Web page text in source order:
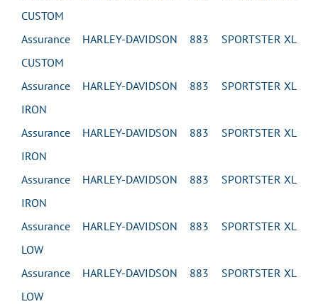
CUSTOM
Assurance HARLEY-DAVIDSON 883 SPORTSTER XL
CUSTOM
Assurance HARLEY-DAVIDSON 883 SPORTSTER XL
IRON
Assurance HARLEY-DAVIDSON 883 SPORTSTER XL
IRON
Assurance HARLEY-DAVIDSON 883 SPORTSTER XL
IRON
Assurance HARLEY-DAVIDSON 883 SPORTSTER XL
LOW
Assurance HARLEY-DAVIDSON 883 SPORTSTER XL
LOW